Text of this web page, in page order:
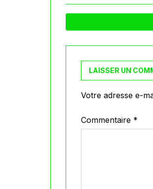
LAISSER UN
Votre adresse e-
Commentaire *